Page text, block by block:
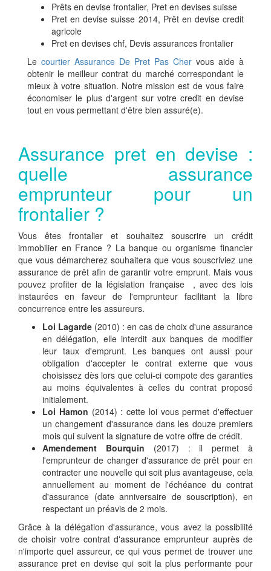
Prêts en devise frontalier, Pret en devises suisse
Pret en devise suisse 2014, Prêt en devise credit
agricole
Pret en devises chf, Devis assurances frontalier
Le courtier Assurance De Pret Pas Cher vous aide à
obtenir le meilleur contrat du marché correspondant le
mieux à votre situation. Notre mission est de vous faire
économiser le plus d'argent sur votre credit en devise
tout en vous permettant d'être bien assuré(e).
Assurance pret en devise :
quelle assurance
emprunteur pour un
frontalier ?
Vous êtes frontalier et souhaitez souscrire un crédit
immobilier en France ? La banque ou organisme financier
que vous démarcherez souhaitera que vous souscriviez une
assurance de prêt afin de garantir votre emprunt. Mais vous
pouvez profiter de la législation française , avec des lois
instaurées en faveur de l'emprunteur facilitant la libre
concurrence entre les assureurs.
Loi Lagarde (2010) : en cas de choix d'une assurance
en délégation, elle interdit aux banques de modifier
leur taux d'emprunt. Les banques ont aussi pour
obligation d'accepter le contrat externe que vous
choisissez dès lors que celui-ci compote des garanties
au moins équivalentes à celles du contrat proposé
initialement.
Loi Hamon (2014) : cette loi vous permet d'effectuer
un changement d'assurance dans les douze premiers
mois qui suivent la signature de votre offre de crédit.
Amendement Bourquin (2017) : il permet à
l'emprunteur de changer d'assurance de prêt pour en
contracter une nouvelle qui soit plus avantageuse, cela
annuellement au moment de l'échéance du contrat
d'assurance (date anniversaire de souscription), en
respectant un préavis de 2 mois.
Grâce à la délégation d'assurance, vous avez la possibilité
de choisir votre contrat d'assurance emprunteur auprès de
n'importe quel assureur, ce qui vous permet de trouver une
assurance pret en devise qui soit la plus performante pour